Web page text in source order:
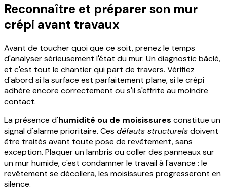
Reconnaître et préparer son mur
crépi avant travaux
Avant de toucher quoi que ce soit, prenez le temps
d'analyser sérieusement l'état du mur. Un diagnostic bâclé,
et c'est tout le chantier qui part de travers. Vérifiez
d'abord si la surface est parfaitement plane, si le crépi
adhère encore correctement ou s'il s'effrite au moindre
contact.
La présence d'humidité ou de moisissures constitue un
signal d'alarme prioritaire. Ces défauts structurelsdoivent
être traités avant toute pose de revêtement, sans
exception. Plaquer un lambris ou coller des panneaux sur
un mur humide, c'est condamner le travail à l'avance : le
revêtement se décollera, les moisissures progresseront en
silence.